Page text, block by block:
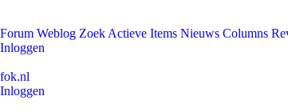
Forum Weblog Zoek Actieve Items Nieuws Columns
Inloggen
fok.nl
Inloggen